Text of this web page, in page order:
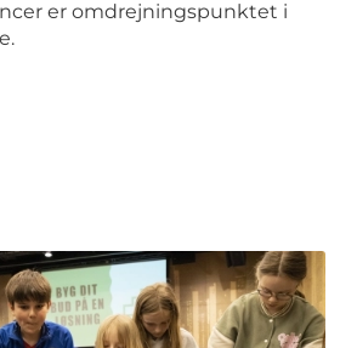
er omdrejningspunktet i